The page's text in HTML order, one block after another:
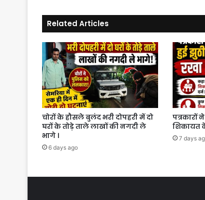
दुर्गेश
साहू
फाईनल
।
Related Articles
चोरों के हौसले बुलंद भरी दोपहरी में दो
घरों के तोड़े ताले लाखों की नगदी ले
भागे ।
6 days ago
पत्रकारों
शिकायत
7 days